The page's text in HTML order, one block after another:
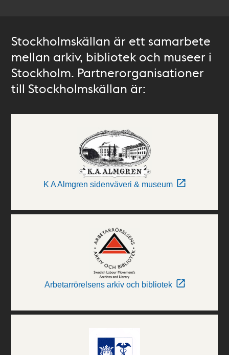
Stockholmskällan är ett samarbete
mellan arkiv, bibliotek och museer i
Stockholm. Partnerorganisationer
till Stockholmskällan är:
K A Almgren sidenväveri & museum
Arbetarrörelsens arkiv och bibliotek